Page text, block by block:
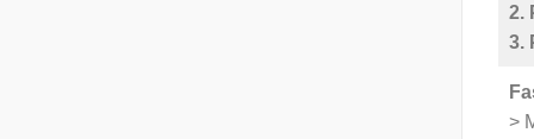
2.
3.
>